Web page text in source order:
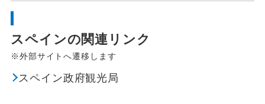
スペインの関連リンク
※外部サイトへ遷移します
スペイン政府観光局